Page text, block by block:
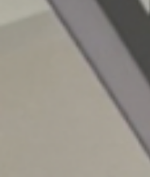
hygienistky, které mají
Odborný program bude
blok i praktické
bude připravena zvlášť
pro zkušené hygienistky